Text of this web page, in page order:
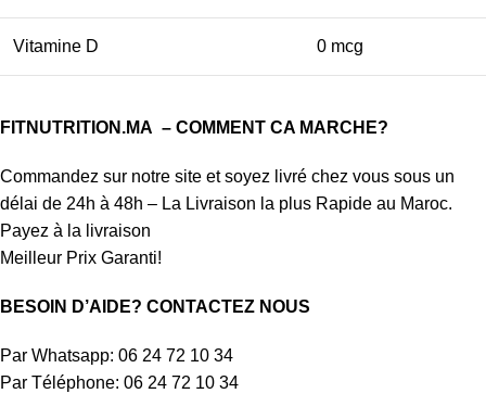
Vitamine D 0 mcg
FITNUTRITION.MA – COMMENT CA MARCHE?
Commandez sur notre site et soyez livré chez vous sous un
délai de 24h à 48h – La Livraison la plus Rapide au Maroc.
Payez à la livraison
Meilleur Prix Garanti!
BESOIN D’AIDE? CONTACTEZ NOUS
Par Whatsapp: 06 24 72 10 34
Par Téléphone: 06 24 72 10 34